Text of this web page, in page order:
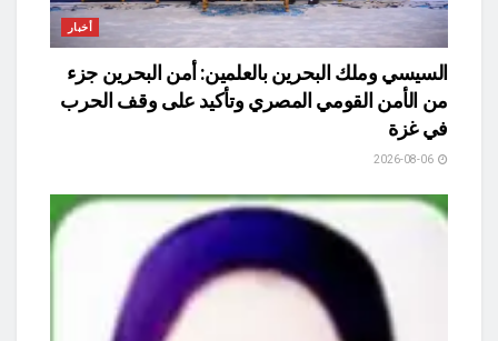
أخبار
السيسي وملك البحرين بالعلمين: أمن البحرين جزء
من الأمن القومي المصري وتأكيد على وقف الحرب
في غزة